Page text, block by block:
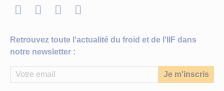
LinkedInTwitterFacebook
Youtube
Retrouvez toute l'actualité du froid et de l'IIF dans
notre newsletter :